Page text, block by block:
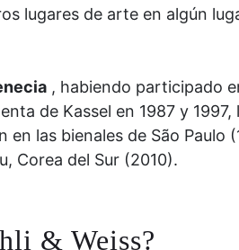
lugares de arte en algún
, habiendo participado
de Kassel en 1987 y 1997,
las bienales de São Paulo
Corea del Sur (2010).
& Weiss?